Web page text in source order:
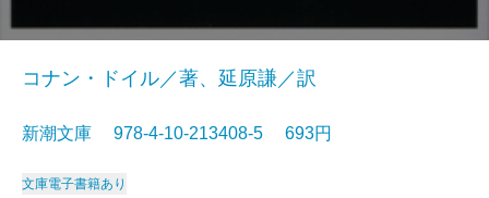
コナン・ドイル／著、延原謙／訳
新潮文庫 978-4-10-213408-5 693円
文庫電子書籍あり